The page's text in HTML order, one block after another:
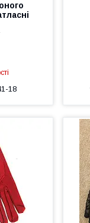
18